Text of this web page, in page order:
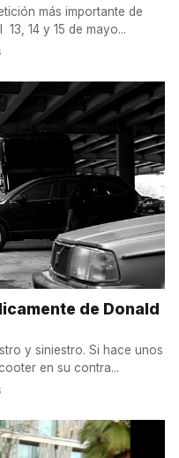
más importante de
14 y 15 de mayo...
de Donald
y siniestro. Si hace unos
en su contra...